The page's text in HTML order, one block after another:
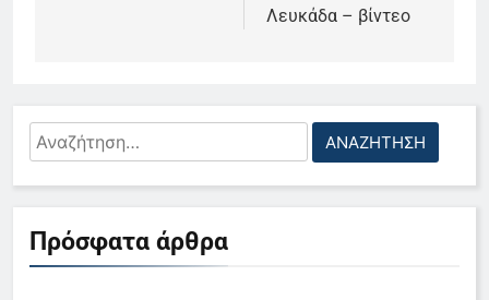
Λευκάδα – βίντεο
Αναζήτηση
για:
Πρόσφατα άρθρα
5
«τιμόνι» του κεντρικού δελτίου
ειδήσεων της ΕΡΤ
LIFESTYLE-MEDIA